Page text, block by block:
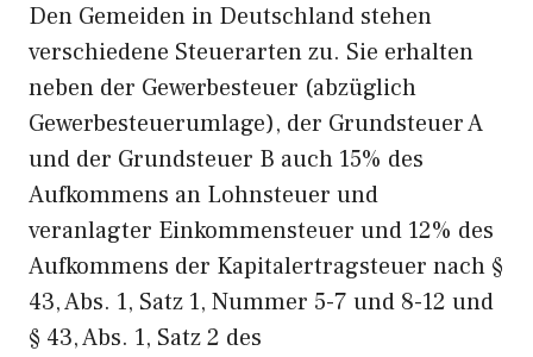
Den Gemeiden in Deutschland stehen
verschiedene Steuerarten zu. Sie erhalten
neben der Gewerbesteuer (abzüglich
Gewerbesteuerumlage), der Grundsteuer A
und der Grundsteuer B auch 15% des
Aufkommens an Lohnsteuer und
veranlagter Einkommensteuer und 12% des
Aufkommens der Kapitalertragsteuer nach §
43, Abs. 1, Satz 1, Nummer 5-7 und 8-12 und
§ 43, Abs. 1, Satz 2 des